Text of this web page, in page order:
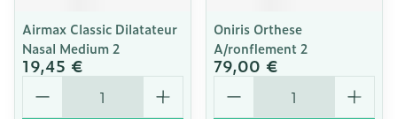
Airmax Classic Dilatateur
Nasal Medium 2
19,45 €
Quantité
Oniris Orthese
A/ronflement 2
79,00 €
Quantité